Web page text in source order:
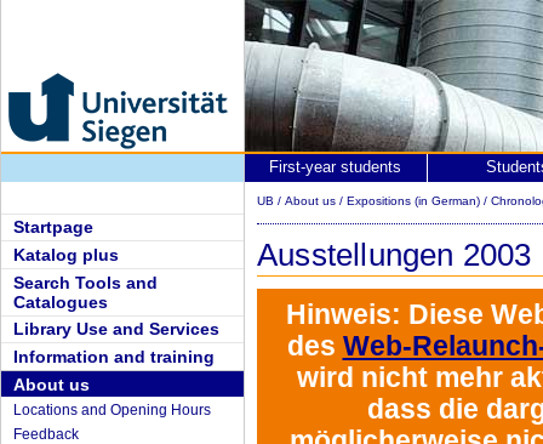
Startpage
Katalog plus
Search Tools and
Catalogues
Library Use and Services
Information and training
About us
Locations and Opening Hours
Feedback
First-year students
UB / About us / Expositions (in German) /
Ausstellungen 2003
Hinweis: Diese
des Web-
wird nicht mehr
dass die